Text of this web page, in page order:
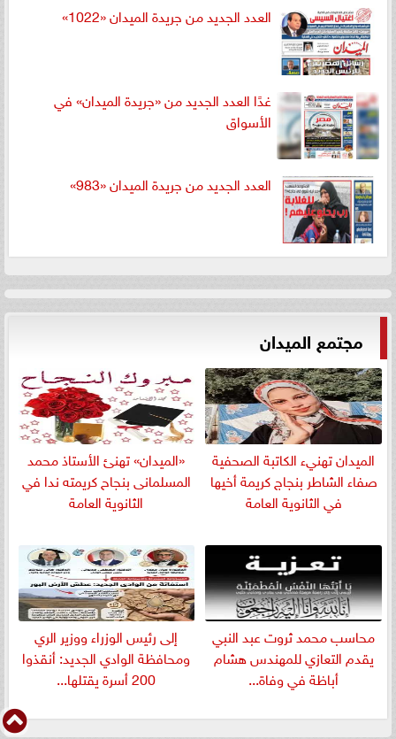
العدد الجديد من جريدة الميدان «1022»
غدًا العدد الجديد من «جريدة الميدان» في
الأسواق
العدد الجديد من جريدة الميدان «983»
مجتمع الميدان
الميدان تهنيء الكاتبة الصحفية
صفاء الشاطر بنجاج كريمة أخيها
في الثانوية العامة
«الميدان» تهنئ الأستاذ محمد
المسلمانى بنجاح كريمته ندا في
الثانوية العامة
​محاسب محمد ثروت عبد النبي
يقدم التعازي للمهندس هشام
أباظة في وفاة...
إلى رئيس الوزراء ووزير الري
ومحافظة الوادي الجديد: أنقذوا
200 أسرة يقتلها...